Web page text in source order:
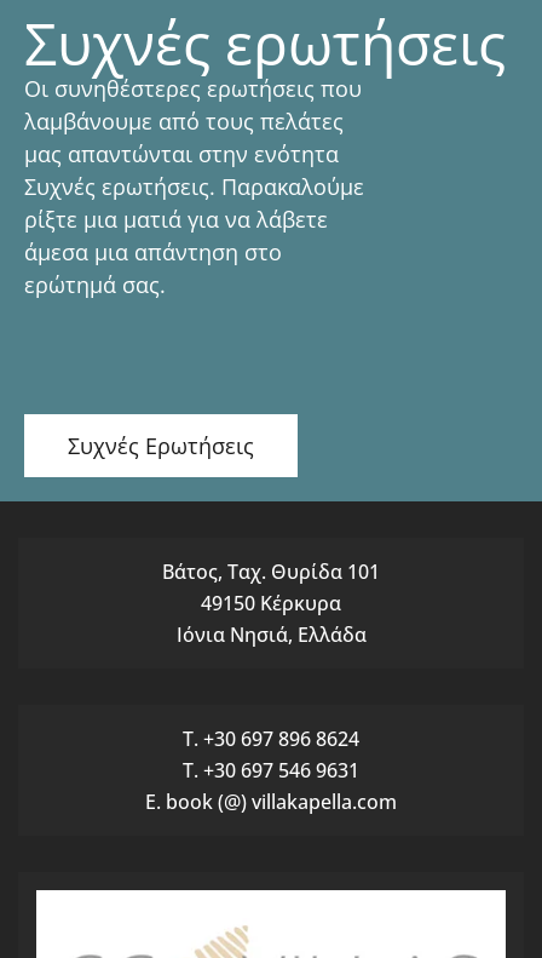
Συχνές ερωτήσεις
Οι συνηθέστερες ερωτήσεις που
λαμβάνουμε από τους πελάτες
μας απαντώνται στην ενότητα
Συχνές ερωτήσεις. Παρακαλούμε
ρίξτε μια ματιά για να λάβετε
άμεσα μια απάντηση στο
ερώτημά σας.
Συχνές Ερωτήσεις
Βάτος, Ταχ. Θυρίδα 101
49150 Κέρκυρα
Ιόνια Νησιά, Ελλάδα
T. +30 697 896 8624
T. +30 697 546 9631
E. book (@) villakapella.com